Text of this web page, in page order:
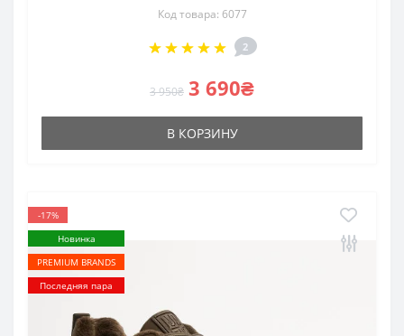
Код товара: 6077
2
3 950₴ 3 690₴
В КОРЗИНУ
-17%
Новинка
PREMIUM BRANDS
Последняя пара